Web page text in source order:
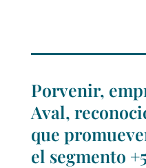
Porvenir,
Aval,
que
el segmento